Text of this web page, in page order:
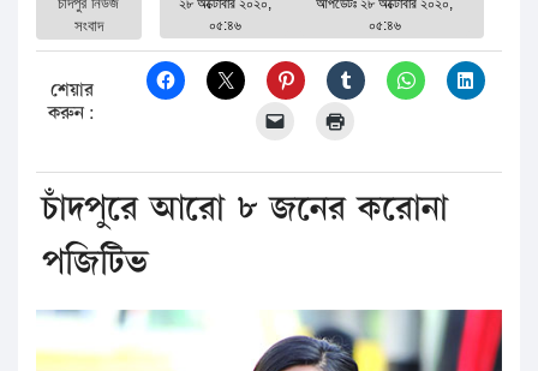
সংবাদ
০৫:৪৬
০৫:৪৬
শেয়ার
করুন:
চাঁদপুরে আরো ৮ জনের করোনা
পজিটিভ